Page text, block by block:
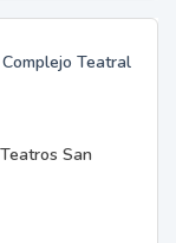
Teatral
San